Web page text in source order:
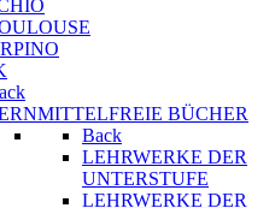
BÜCHER
Back
LEHRWERKE DER
UNTERSTUFE
LEHRWERKE DER